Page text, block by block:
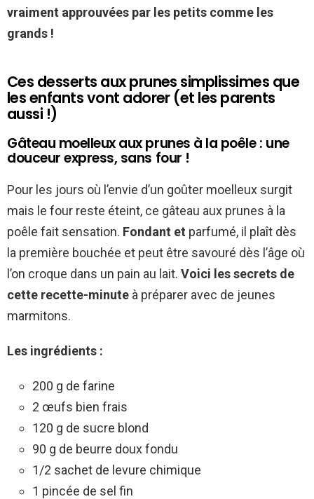
vraiment approuvées par les petits comme les
grands !
Ces desserts aux prunes simplissimes que
les enfants vont adorer (et les parents
aussi !)
Gâteau moelleux aux prunes à la poêle : une
douceur express, sans four !
Pour les jours où l’envie d’un goûter moelleux surgit
mais le four reste éteint, ce gâteau aux prunes à la
poêle fait sensation. Fondant et parfumé, il plaît dès
la première bouchée et peut être savouré dès l’âge où
l’on croque dans un pain au lait. Voici les secrets de
cette recette-minute à préparer avec de jeunes
marmitons.
Les ingrédients :
200 g de farine
2 œufs bien frais
120 g de sucre blond
90 g de beurre doux fondu
1/2 sachet de levure chimique
1 pincée de sel fin